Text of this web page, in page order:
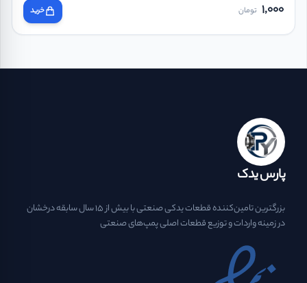
1,000 تومان خرید
پارس یدک
بزرگترین تامین‌کننده قطعات یدکی صنعتی با بیش از ۱۵ سال سابقه درخشان
در زمینه واردات و توزیع قطعات اصلی پمپ‌های صنعتی